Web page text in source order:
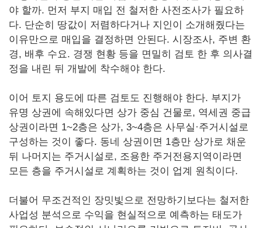
야 할까. 먼저 부지 매입 전 철저한 사전조사가 필요하
다. 단순히 땅값이 저렴하다거나 지인이 소개해줬다는
이유만으로 매입을 결정하면 안된다. 시장조사, 주변 환
경, 배후 수요. 경쟁 현황 등을 면밀히 검토 한 후 의사결
정을 내린 뒤 개발에 착수해야 한다.
이어 토지 용도에 따른 검토도 진행해야 한다. 부지가
유명 상권에 속해있다면 상가 중심 건물로, 역세권 중급
상권이라면 1~2층은 상가, 3~4층은 사무실·주거시설로
구성하는 것이 좋다. 동네 상권이면 1층만 상가로 채운
뒤 나머지는 주거시설로, 조용한 주거전용지역이라면
모든 층을 주거시설로 계획하는 것이 업계 원칙이다.
더불어 무조건적인 장밋빛으로 전망하기보다는 철저한
사업성 분석으로 수익을 현실적으로 예측하는 태도가